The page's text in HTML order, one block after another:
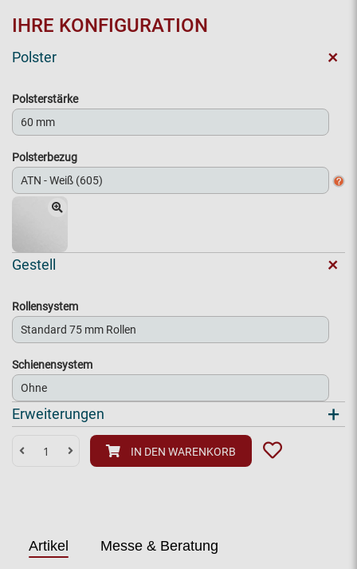
IHRE KONFIGURATION
Polster +
Polsterstärke
Polsterbezug
Gestell +
Rollensystem
Schienensystem
Erweiterungen +
IN DEN WARENKORB
Artikel Messe & Beratung